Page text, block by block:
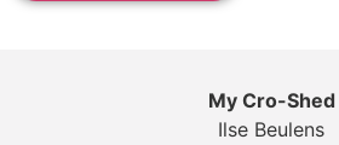
My Cro-Shed
Ilse Beulens